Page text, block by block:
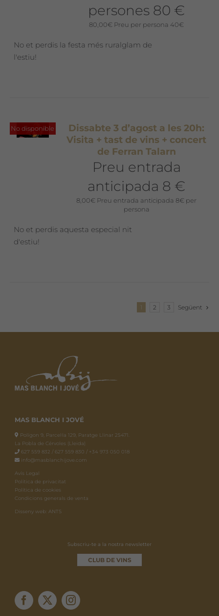
persones 80 €
80,00€ Preu per persona 40€
No et perdis la festa més ruralglam de
l'estiu!
No disponible
Dissabte 3 d’agost a les 20h:
Visita + tast de vins + concert
de Ferran Talarn
Preu entrada
anticipada 8 €
8,00€ Preu entrada anticipada 8€ per
persona
No et perdis aquesta especial nit
d'estiu!
1 2 3 Següent
MAS BLANCH I JOVÉ
Polígon 9, Parcel·la 129, Paratge Llinar 25471.
La Pobla de Cérvoles (Lleida)
627 559 832 / 627 559 830 / +34 973 050 018
info@masblanchijove.com
Avís Legal
Política de privacitat
Política de cookies
Condicions generals de venta
Disseny web: ANTS
Subscriu-te a la nostra newsletter
CLUB DE VINS